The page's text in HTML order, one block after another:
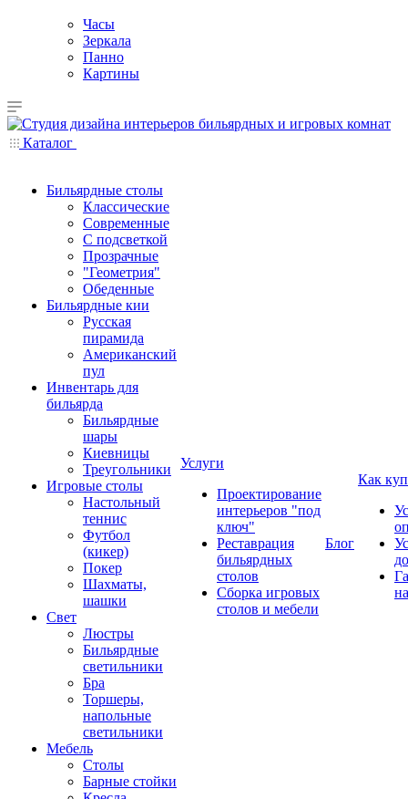
Часы
Зеркала
Панно
Картины
Каталог
Бильярдные столы
Классические
Современные
С подсветкой
Прозрачные
"Геометрия"
Обеденные
Бильярдные кии
Русская
пирамида
Американский
пул
Инвентарь для
бильярда
Бильярдные
шары
Киевницы
Треугольники
Игровые столы
Настольный
теннис
Футбол
(кикер)
Покер
Шахматы,
шашки
Свет
Люстры
Бильярдные
светильники
Бра
Торшеры,
напольные
светильники
Мебель
Столы
Барные стойки
Услуги
Проектирование
интерьеров "под
ключ"
Реставрация
бильярдных
столов
Сборка игровых
столов и мебели
Блог
Как